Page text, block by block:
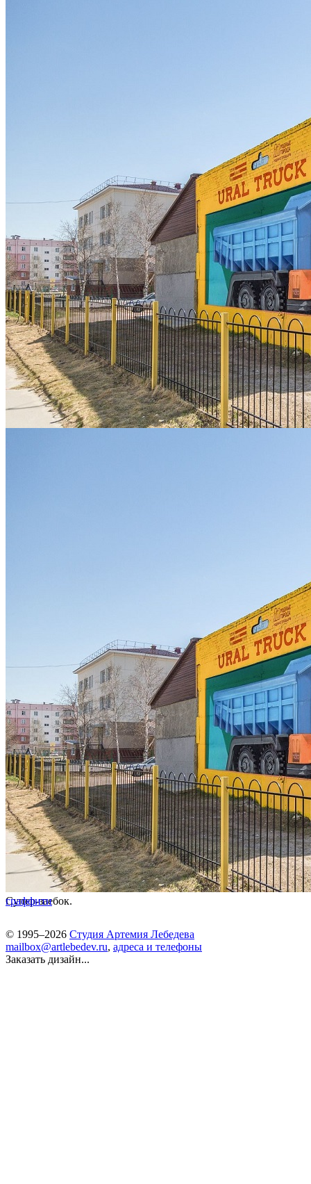
Супер-заебок.
граффити
© 1995–2026 Студия Артемия Лебедева
mailbox@artlebedev.ru, адреса и телефоны
Заказать дизайн...